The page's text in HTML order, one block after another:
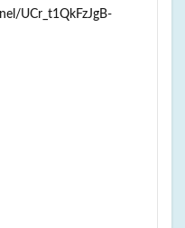
UCr_t1QkFzJgB-